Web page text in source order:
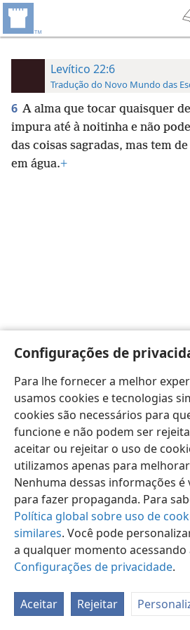
Configurações de
Para lhe fornecer a melhor
usamos cookies e tecnologias
cookies são necessários para
funcione e não podem ser
aceitar ou rejeitar o uso de
utilizamos apenas para
Nenhuma dessas informações
para fazer propaganda. Para
Política global sobre uso de
similares. Você pode
a qualquer momento acessando
Configurações de privacidade.
Aceitar Rejeitar
Levítico 22:6
Tradução do Novo Mundo das
6 A alma que tocar quaisquer
impura até à noitinha e não
das coisas sagradas, mas tem
em água.+
Português (Brasil)
Copyright© 2026 Watch Tower Bible and
Termos de Uso
Política
Configurações de Privacidade